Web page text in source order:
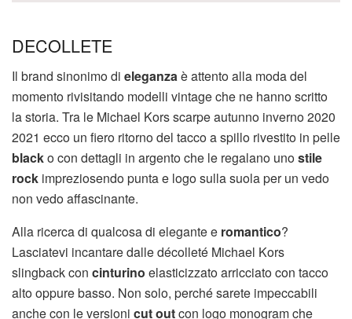
DECOLLETE
Il brand sinonimo di eleganzaè attento alla moda del
momento rivisitando modelli vintage che ne hanno scritto
la storia. Tra le Michael Kors scarpe autunno inverno 2020
2021 ecco un fiero ritorno del tacco a spillo rivestito in pelle
blacko con dettagli in argento che le regalano unostile
rock impreziosendo punta e logo sulla suola per un vedo
non vedo affascinante.
Alla ricerca di qualcosa di elegante e romantico?
Lasciatevi incantare dalle décolleté Michael Kors
slingback con cinturino elasticizzato arricciato con tacco
alto oppure basso. Non solo, perché sarete impeccabili
anche con le versioni cut outcon logo monogram che